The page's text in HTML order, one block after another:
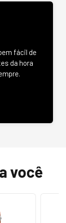
fácil de
da hora
você